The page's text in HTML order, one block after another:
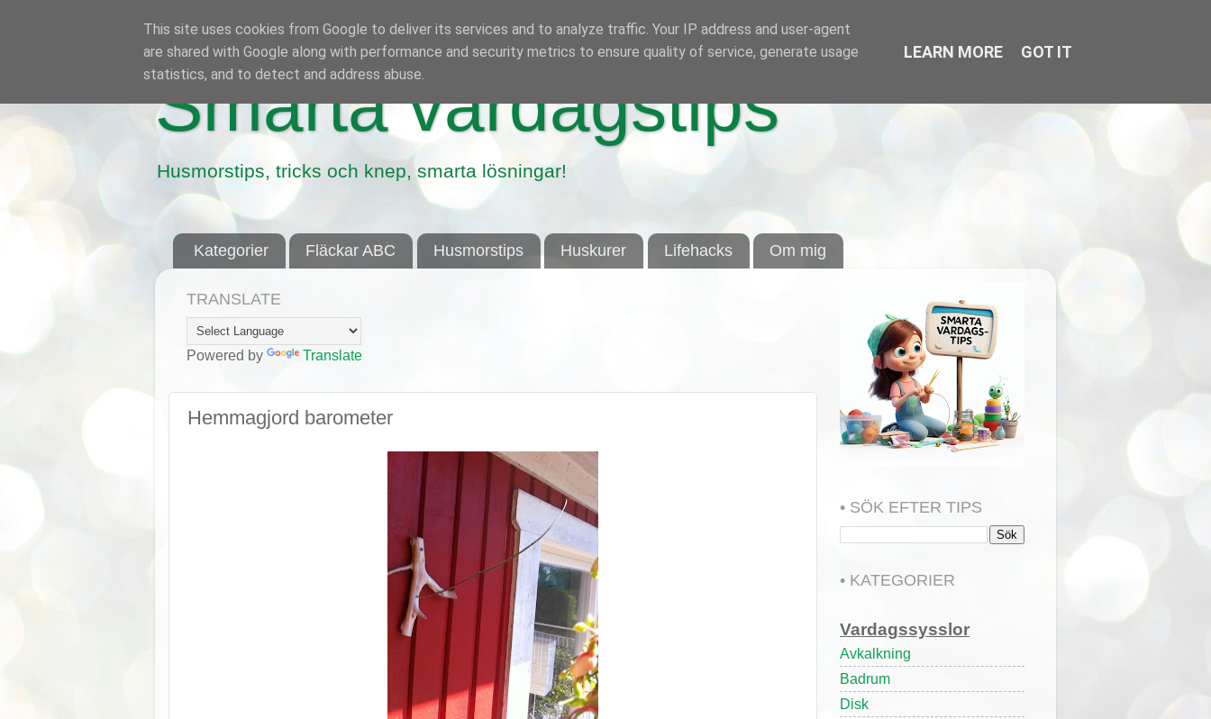
Smarta vardagstips
Husmorstips, tricks och knep, smarta lösningar!
Kategorier Fläckar ABC Husmorstips Huskurer Lifehacks Om mig
TRANSLATE
Powered by Translate
Hemmagjord barometer
• SÖK EFTER TIPS
• KATEGORIER
Vardagssysslor
Avkalkning
Badrum
Disk
This site uses cookies from Google to deliver its services and to analyze traffic. Your IP address and user-agent
are shared with Google along with performance and security metrics to ensure quality of service, generate usage
statistics, and to detect and address abuse.
LEARN MORE GOT IT